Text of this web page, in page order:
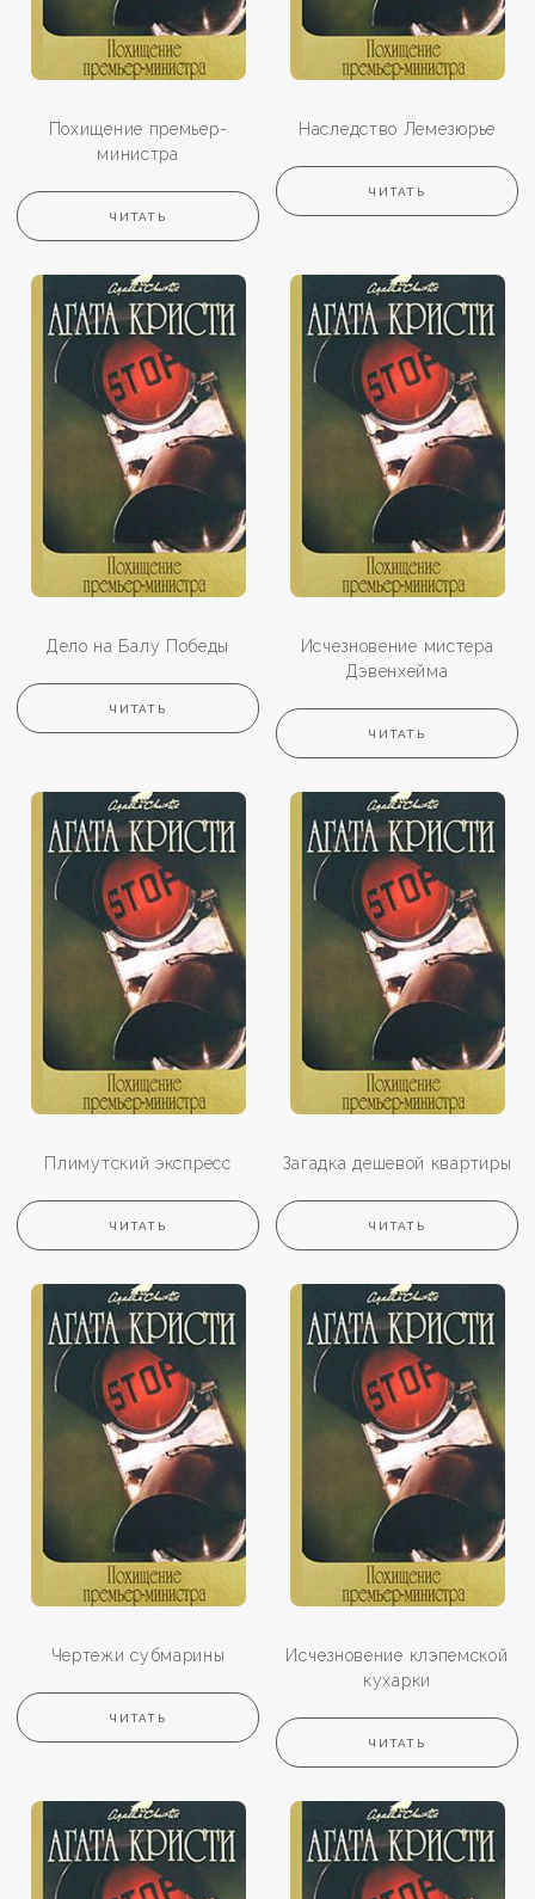
Похищение премьер-
министра
ЧИТАТЬ
Наследство Лемезюрье
ЧИТАТЬ
Дело на Балу Победы
ЧИТАТЬ
Исчезновение мистера
Дэвенхейма
ЧИТАТЬ
Плимутский экспресс
ЧИТАТЬ
Загадка дешевой квартиры
ЧИТАТЬ
Чертежи субмарины
ЧИТАТЬ
Исчезновение клэпемской
кухарки
ЧИТАТЬ